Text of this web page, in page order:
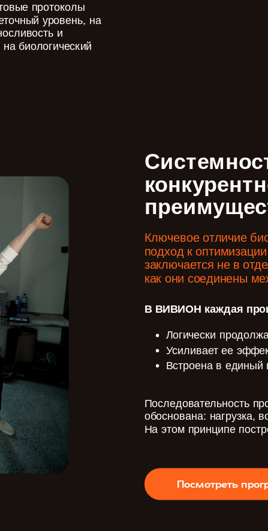
протоколы
уровень, на
и
биологический
Ключевое отличие
подход к
заключается не в
как они соединены
В ВИВИОН каждая
Логически
Усиливает ее
Встроена в единый
Последовательность
обоснована: нагрузка,
На этом принципе
Посмотреть